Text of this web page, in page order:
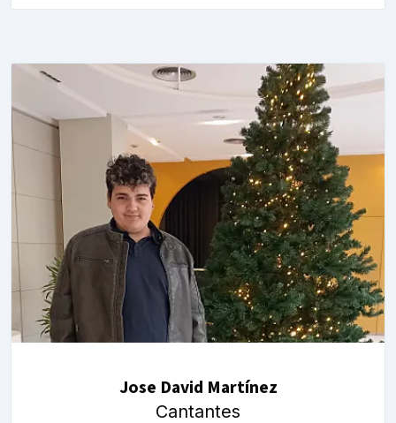
Jose David Martínez
Cantantes